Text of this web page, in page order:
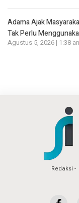
Adama Ajak
Tak Perlu
Agustus 5, 2026 | 1:38
Redaksi